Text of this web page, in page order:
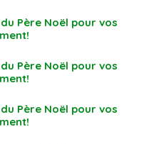
Père Noël pour vos
Père Noël pour vos
Père Noël pour vos